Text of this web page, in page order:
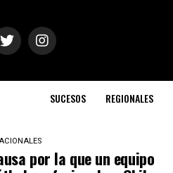
SUCESOS REGIONALES
por la que un equipo